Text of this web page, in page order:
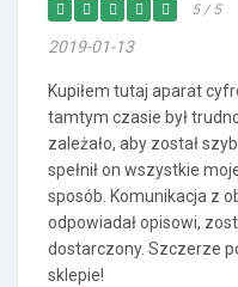
5 / 5
2019-01-13
Kupiłem tutaj aparat
tamtym czasie był
zależało, aby został
spełnił on wszystkie
sposób. Komunikacja z
odpowiadał opisowi,
dostarczony. Szczerze
sklepie!